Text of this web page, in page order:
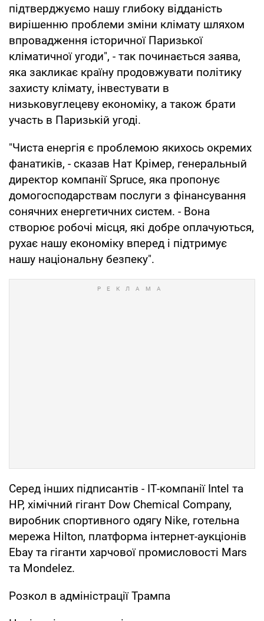
підтверджуємо нашу глибоку відданість
вирішенню проблеми зміни клімату шляхом
впровадження історичної Паризької
кліматичної угоди", - так починається заява,
яка закликає країну продовжувати політику
захисту клімату, інвестувати в
низьковуглецеву економіку, а також брати
участь в Паризькій угоді.
"Чиста енергія є проблемою якихось окремих
фанатиків, - сказав Нат Крімер, генеральный
директор компанії Spruce, яка пропонує
домогосподарствам послуги з фінансування
сонячних енергетичних систем. - Вона
створює робочі місця, які добре оплачуються,
рухає нашу економіку вперед і підтримує
нашу національну безпеку".
Серед інших підписантів - ІТ-компанії Intel та
HP, хімічний гігант Dow Chemical Company,
виробник спортивного одягу Nike, готельна
мережа Hilton, платформа інтернет-аукціонів
Ebay та гіганти харчової промисловості Mars
та Mondelez.
Розкол в адміністрації Трампа